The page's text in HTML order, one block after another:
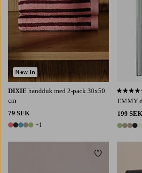
DIXIE handduk med 2-pack 30x50
cm
79 SEK
6 färger
+1
New in
EMMY
199 SEK
6 färger
4,4
Lägg till i